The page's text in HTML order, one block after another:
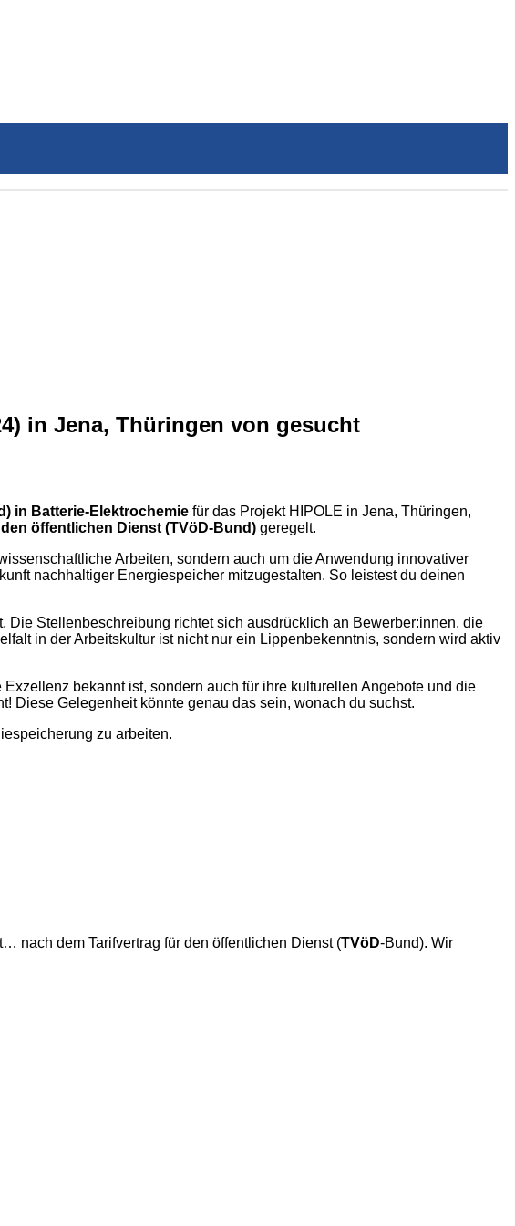
in Jena, Thüringen von gesucht
in Batterie-Elektrochemie für das Projekt HIPOLE in Jena, Thüringen,
öffentlichen Dienst (TVöD-Bund) geregelt.
Arbeiten, sondern auch um die Anwendung innovativer
nachhaltiger Energiespeicher mitzugestalten. So leistest du deinen
Stellenbeschreibung richtet sich ausdrücklich an Bewerber:innen, die
in der Arbeitskultur ist nicht nur ein Lippenbekenntnis, sondern wird aktiv
bekannt ist, sondern auch für ihre kulturellen Angebote und die
Diese Gelegenheit könnte genau das sein, wonach du suchst.
zu arbeiten.
nach dem Tarifvertrag für den öffentlichen Dienst (TVöD-Bund). Wir